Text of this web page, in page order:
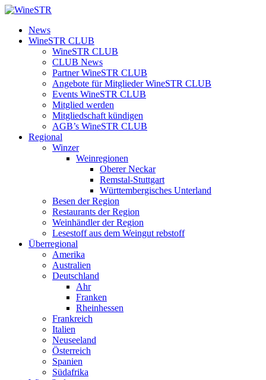
Zum
springen
WineSTR
News
WineSTR CLUB
WineSTR CLUB
CLUB News
Partner WineSTR CLUB
Angebote für Mitglieder WineSTR CLUB
Events WineSTR CLUB
Mitglied werden
Mitgliedschaft kündigen
AGB’s WineSTR CLUB
Regional
Winzer
Weinregionen
Oberer Neckar
Remstal-Stuttgart
Württembergisches Unterland
Besen der Region
Restaurants der Region
Weinhändler der Region
Lesestoff aus dem Weingut rebstoff
Überregional
Amerika
Australien
Deutschland
Ahr
Franken
Rheinhessen
Frankreich
Italien
Neuseeland
Österreich
Spanien
Südafrika